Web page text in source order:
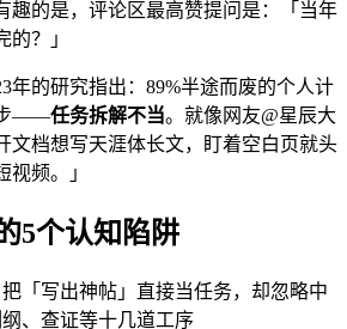
趣的是，评论区最高赞提问是：「当年
的？」
年的研究指出：89%半途而废的个人计
步——任务拆解不当。就像网友@星辰大
文档想写天涯体长文，盯着空白页就头
视频。」
5个认知陷阱
把「写出神帖」直接当任务，却忽略中
、查证等十几道工序